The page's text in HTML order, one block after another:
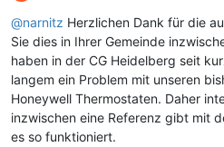
@narnitz Herzlichen Dank für die
Sie dies in Ihrer Gemeinde
haben in der CG Heidelberg seit
langem ein Problem mit unseren
Honeywell Thermostaten. Daher
inzwischen eine Referenz gibt mit
es so funktioniert.